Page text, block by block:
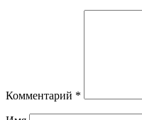
Комментарий *